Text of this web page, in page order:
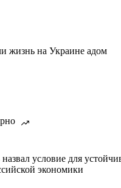
жизнь на Украине адом
условие для
экономики